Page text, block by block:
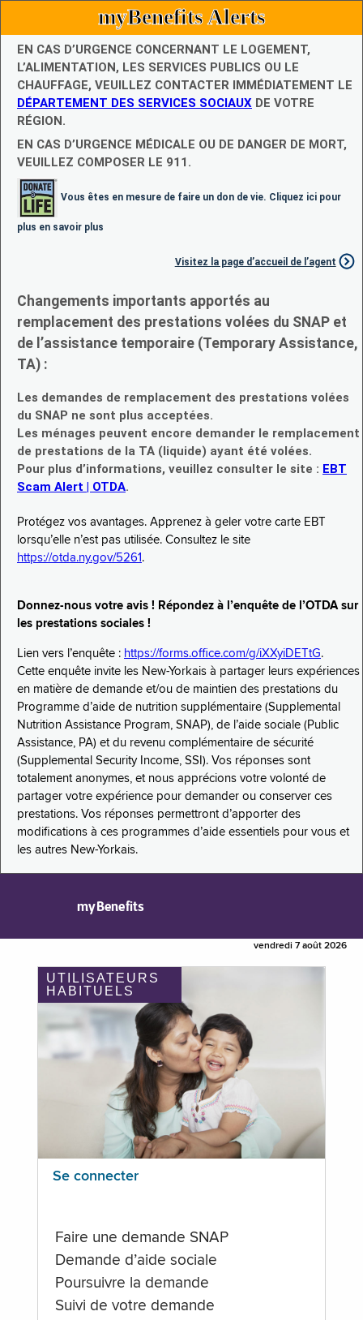
myBenefits Alerts
EN CAS D’URGENCE CONCERNANT LE LOGEMENT,
L’ALIMENTATION, LES SERVICES PUBLICS OU LE
CHAUFFAGE, VEUILLEZ CONTACTER IMMÉDIATEMENT LE
DÉPARTEMENT DES SERVICES SOCIAUX DE VOTRE
RÉGION.
EN CAS D’URGENCE MÉDICALE OU DE DANGER DE MORT,
VEUILLEZ COMPOSER LE 911.
Vous êtes en mesure de faire un don de vie. Cliquez ici pour
plus en savoir plus
Visitez la page d’accueil de l’agent
Changements importants apportés au
remplacement des prestations volées du SNAP et
de l’assistance temporaire (Temporary Assistance,
TA) :
Les demandes de remplacement des prestations volées
du SNAP ne sont plus acceptées.
Les ménages peuvent encore demander le remplacement
de prestations de la TA (liquide) ayant été volées.
Pour plus d’informations, veuillez consulter le site : EBT
Scam Alert | OTDA.
Protégez vos avantages. Apprenez à geler votre carte EBT
lorsqu’elle n’est pas utilisée. Consultez le site
https://otda.ny.gov/5261 .
Donnez-nous votre avis ! Répondez à l’enquête de l’OTDA sur
les prestations sociales !
Lien vers l’enquête : https://forms.office.com/g/iXXyiDETtG.
Cette enquête invite les New-Yorkais à partager leurs expériences
en matière de demande et/ou de maintien des prestations du
Programme d’aide de nutrition supplémentaire (Supplemental
Nutrition Assistance Program, SNAP), de l’aide sociale (Public
Assistance, PA) et du revenu complémentaire de sécurité
(Supplemental Security Income, SSI). Vos réponses sont
totalement anonymes, et nous apprécions votre volonté de
partager votre expérience pour demander ou conserver ces
prestations. Vos réponses permettront d’apporter des
modifications à ces programmes d’aide essentiels pour vous et
les autres New-Yorkais.
myBenefits
vendredi 7 août 2026
UTILISATEURS
HABITUELS
Se connecter
Faire une demande SNAP
Demande d’aide sociale
Poursuivre la demande
Suivi de votre demande